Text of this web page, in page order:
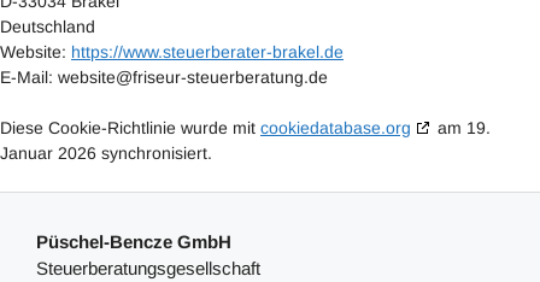
Deutschland
Website: https://www.steuerberater-brakel.de
E-Mail: website@friseur-steuerberatung.de
Diese Cookie-Richtlinie wurde mit cookiedatabase.org
am 19.
Januar 2026 synchronisiert.
Püschel-Bencze GmbH
Steuerberatungsgesellschaft